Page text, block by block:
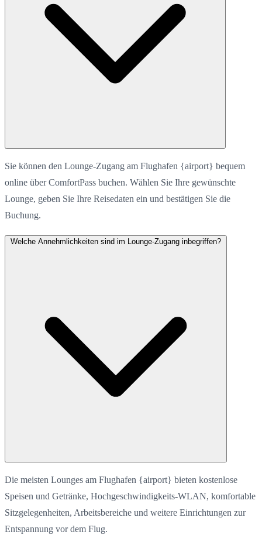
Sie können den Lounge-Zugang am Flughafen {airport} bequem
online über ComfortPass buchen. Wählen Sie Ihre gewünschte
Lounge, geben Sie Ihre Reisedaten ein und bestätigen Sie die
Buchung.
Welche Annehmlichkeiten sind im Lounge-Zugang inbegriffen?
Die meisten Lounges am Flughafen {airport} bieten kostenlose
Speisen und Getränke, Hochgeschwindigkeits-WLAN, komfortable
Sitzgelegenheiten, Arbeitsbereiche und weitere Einrichtungen zur
Entspannung vor dem Flug.